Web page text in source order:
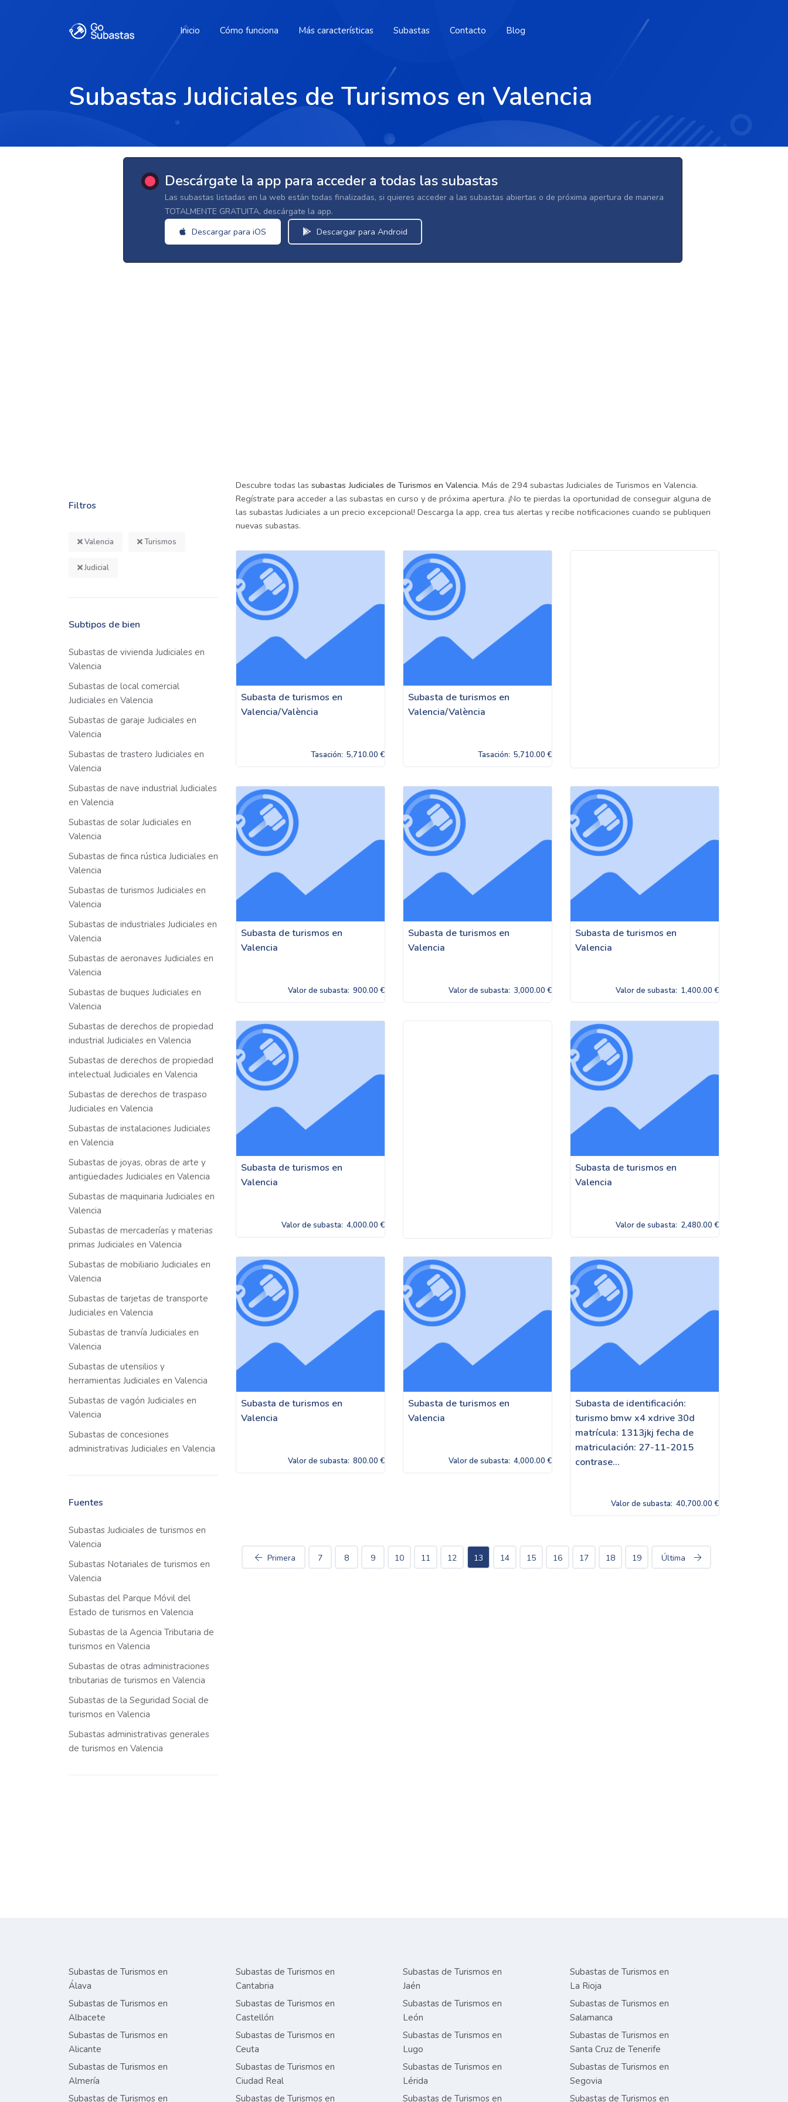
Inicio Cómo funciona Más características Subastas Contacto Blog
Subastas Judiciales de Turismos en Valencia
Descárgate la app para acceder a todas las subastas
Las subastas listadas en la web están todas finalizadas, si quieres acceder a las subastas abiertas o de próxima apertura de manera
TOTALMENTE GRATUITA, descárgate la app.
Descargar para iOS Descargar para Android
Filtros
Valencia Turismos
Judicial
Subtipos de bien
Subastas de vivienda Judiciales en
Valencia
Subastas de local comercial
Judiciales en Valencia
Subastas de garaje Judiciales en
Valencia
Subastas de trastero Judiciales en
Valencia
Subastas de nave industrial Judiciales
en Valencia
Subastas de solar Judiciales en
Valencia
Subastas de finca rústica Judiciales en
Valencia
Subastas de turismos Judiciales en
Valencia
Subastas de industriales Judiciales en
Valencia
Subastas de aeronaves Judiciales en
Valencia
Subastas de buques Judiciales en
Valencia
Subastas de derechos de propiedad
industrial Judiciales en Valencia
Subastas de derechos de propiedad
intelectual Judiciales en Valencia
Subastas de derechos de traspaso
Judiciales en Valencia
Subastas de instalaciones Judiciales
en Valencia
Subastas de joyas, obras de arte y
antigüedades Judiciales en Valencia
Subastas de maquinaria Judiciales en
Valencia
Subastas de mercaderías y materias
primas Judiciales en Valencia
Subastas de mobiliario Judiciales en
Valencia
Subastas de tarjetas de transporte
Judiciales en Valencia
Subastas de tranvía Judiciales en
Valencia
Subastas de utensilios y
herramientas Judiciales en Valencia
Subastas de vagón Judiciales en
Valencia
Subastas de concesiones
administrativas Judiciales en Valencia
Fuentes
Subastas Judiciales de turismos en
Valencia
Subastas Notariales de turismos en
Valencia
Subastas del Parque Móvil del
Estado de turismos en Valencia
Subastas de la Agencia Tributaria de
turismos en Valencia
Subastas de otras administraciones
tributarias de turismos en Valencia
Subastas de la Seguridad Social de
turismos en Valencia
Subastas administrativas generales
de turismos en Valencia
Descubre todas las subastas Judiciales de Turismos en Valencia. Más de 294 subastas Judiciales de Turismos en Valencia.
Regístrate para acceder a las subastas en curso y de próxima apertura. ¡No te pierdas la oportunidad de conseguir alguna de
las subastas Judiciales a un precio excepcional! Descarga la app, crea tus alertas y recibe notificaciones cuando se publiquen
nuevas subastas.
Subasta de turismos en
Valencia/València
Tasación: 5,710.00 €
Subasta de turismos en
Valencia/València
Tasación: 5,710.00 €
Subasta de turismos en
Valencia
Valor de subasta: 900.00 €
Subasta de turismos en
Valencia
Valor de subasta: 3,000.00 €
Subasta de turismos en
Valencia
Valor de subasta: 1,400.00 €
Subasta de turismos en
Valencia
Valor de subasta: 4,000.00 €
Subasta de turismos en
Valencia
Valor de subasta: 2,480.00 €
Subasta de turismos en
Valencia
Valor de subasta: 800.00 €
Subasta de turismos en
Valencia
Valor de subasta: 4,000.00 €
Subasta de identificación:
turismo bmw x4 xdrive 30d
matrícula: 1313jkj fecha de
matriculación: 27-11-2015
contrase...
Valor de subasta: 40,700.00 €
Primera 7 8 9 10 11 12 13 14 15 16 17 18 19 Última
Subastas de Turismos en
Álava
Subastas de Turismos en
Albacete
Subastas de Turismos en
Alicante
Subastas de Turismos en
Almería
Subastas de Turismos en
Subastas de Turismos en
Cantabria
Subastas de Turismos en
Castellón
Subastas de Turismos en
Ceuta
Subastas de Turismos en
Ciudad Real
Subastas de Turismos en
Subastas de Turismos en
Jaén
Subastas de Turismos en
León
Subastas de Turismos en
Lugo
Subastas de Turismos en
Lérida
Subastas de Turismos en
Subastas de Turismos en
La Rioja
Subastas de Turismos en
Salamanca
Subastas de Turismos en
Santa Cruz de Tenerife
Subastas de Turismos en
Segovia
Subastas de Turismos en